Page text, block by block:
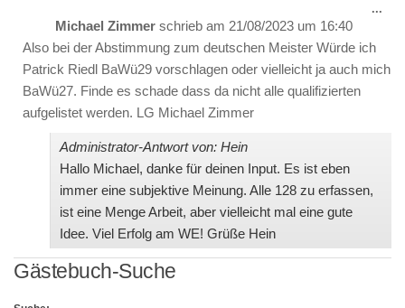
Michael Zimmer schrieb am 21/08/2023 um 16:40
Also bei der Abstimmung zum deutschen Meister Würde ich
Patrick Riedl BaWü29 vorschlagen oder vielleicht ja auch mich
BaWü27. Finde es schade dass da nicht alle qualifizierten
aufgelistet werden. LG Michael Zimmer
Administrator-Antwort von: Hein
Hallo Michael, danke für deinen Input. Es ist eben
immer eine subjektive Meinung. Alle 128 zu erfassen,
ist eine Menge Arbeit, aber vielleicht mal eine gute
Idee. Viel Erfolg am WE! Grüße Hein
...
Gästebuch-Suche